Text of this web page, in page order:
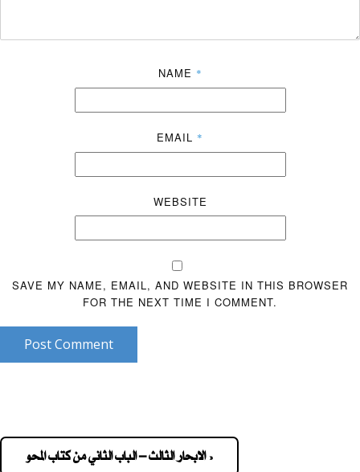
NAME *
EMAIL *
WEBSITE
SAVE MY NAME, EMAIL, AND WEBSITE IN THIS BROWSER
FOR THE NEXT TIME I COMMENT.
Post Comment
« الابحار الثالث – الباب الثاني من كتاب المحو